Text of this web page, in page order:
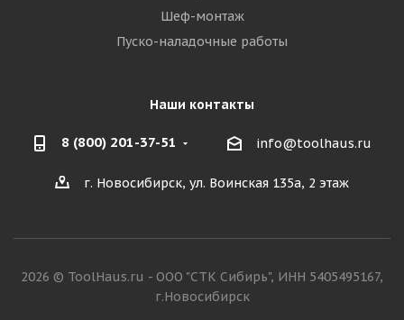
Шеф-монтаж
Пуско-наладочные работы
Наши контакты
8 (800) 201-37-51 info@toolhaus.ru
г. Новосибирск, ул. Воинская 135а, 2 этаж
2026 © ToolHaus.ru - ООО "СТК Сибирь", ИНН 5405495167,
г.Новосибирск